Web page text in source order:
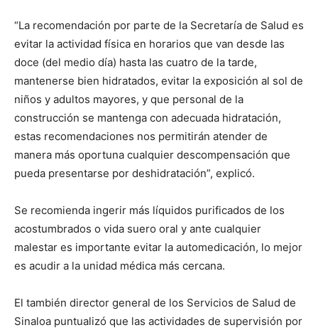
“La recomendación por parte de la Secretaría de Salud es
evitar la actividad física en horarios que van desde las
doce (del medio día) hasta las cuatro de la tarde,
mantenerse bien hidratados, evitar la exposición al sol de
niños y adultos mayores, y que personal de la
construcción se mantenga con adecuada hidratación,
estas recomendaciones nos permitirán atender de
manera más oportuna cualquier descompensación que
pueda presentarse por deshidratación”, explicó.
Se recomienda ingerir más líquidos purificados de los
acostumbrados o vida suero oral y ante cualquier
malestar es importante evitar la automedicación, lo mejor
es acudir a la unidad médica más cercana.
El también director general de los Servicios de Salud de
Sinaloa puntualizó que las actividades de supervisión por